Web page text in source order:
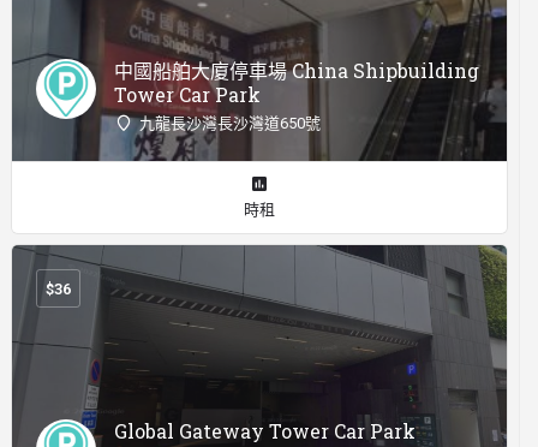
中國船舶大廈停車場 China Shipbuilding
Tower Car Park
九龍長沙灣長沙灣道650號
時租
Global Gateway Tower Car Park
$36